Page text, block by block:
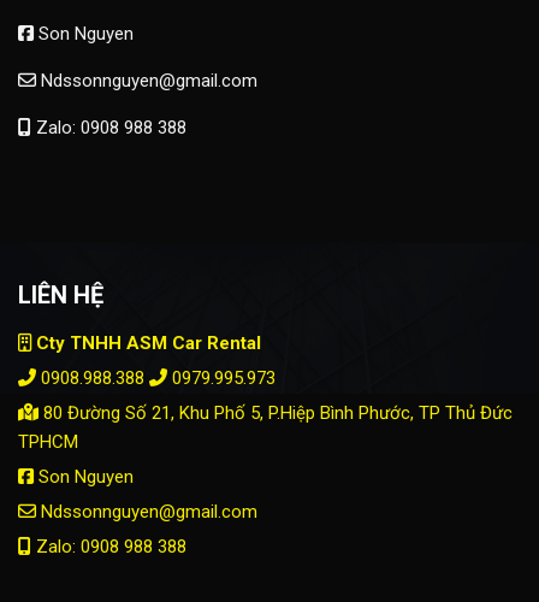
Son Nguyen
Ndssonnguyen@gmail.com
Zalo: 0908 988 388
LIÊN HỆ
Cty TNHH ASM Car Rental
0908.988.388
0979.995.973
80 Đường Số 21, Khu Phố 5, P.Hiệp Bình Phước, TP Thủ Đức
TPHCM
Son Nguyen
Ndssonnguyen@gmail.com
Zalo: 0908 988 388